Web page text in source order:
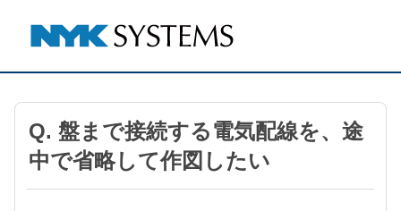
Q. 盤まで接続する電気配線を、途
中で省略して作図したい